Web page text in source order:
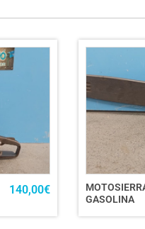
140,00€
GASOLINA